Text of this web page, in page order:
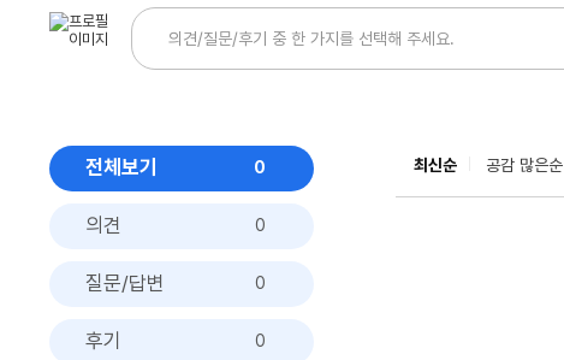
전체보기 0
의견 0
질문/답변 0
후기 0
최신순 공감 많은순